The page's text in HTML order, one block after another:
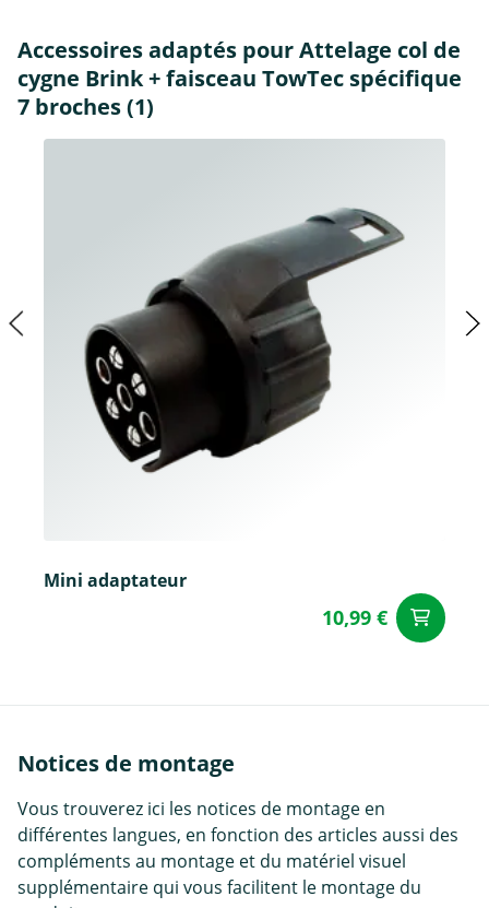
Accessoires adaptés pour Attelage col de
cygne Brink + faisceau TowTec spécifique
7 broches (1)
Mini adaptateur
10,99 €
Notices de montage
Vous trouverez ici les notices de montage en
différentes langues, en fonction des articles aussi des
compléments au montage et du matériel visuel
supplémentaire qui vous facilitent le montage du